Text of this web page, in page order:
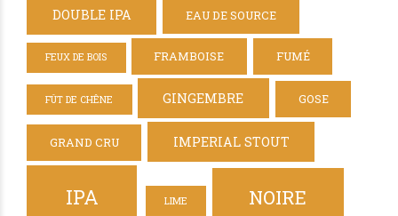
DOUBLE IPA EAU DE SOURCE
FEUX DE BOIS FRAMBOISE FUMÉ
FÛT DE CHÊNE GINGEMBRE GOSE
GRAND CRU IMPERIAL STOUT
IPA LIME NOIRE